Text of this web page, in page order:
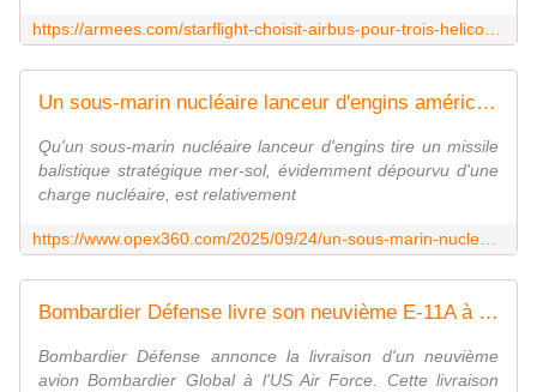
Un sous-marin nucléaire lanceur d'engins américain a tiré successivement quatre missiles balistiques Trident D5 - Zone Militaire
Qu'un sous-marin nucléaire lanceur d'engins tire un missile
balistique stratégique mer-sol, évidemment dépourvu d'une
charge nucléaire, est relativement
Bombardier Défense livre son neuvième E-11A à l'US Air Force - Aerobuzz
Bombardier Défense annonce la livraison d'un neuvième
avion Bombardier Global à l'US Air Force. Cette livraison